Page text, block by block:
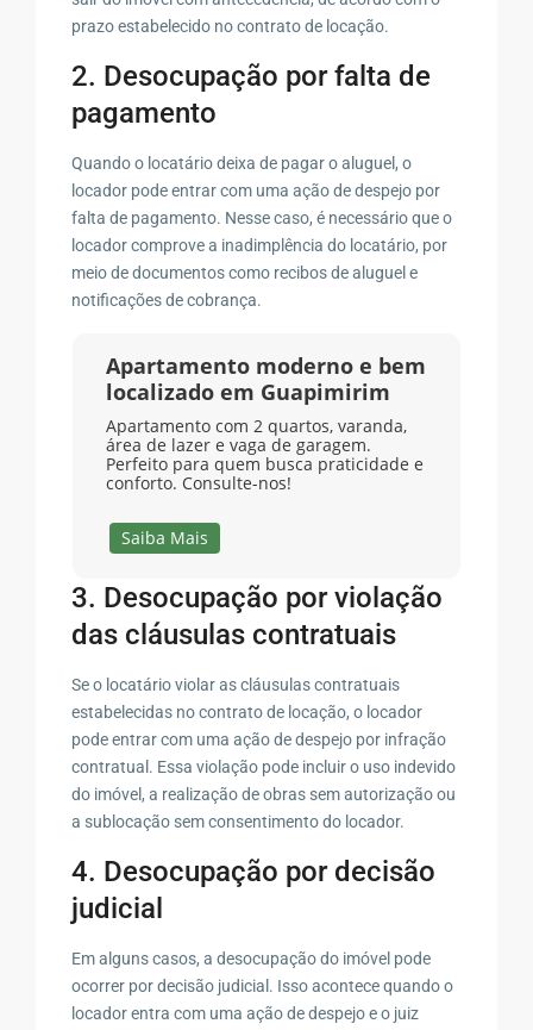
prazo estabelecido no contrato de locação.
2. Desocupação por falta de
pagamento
Quando o locatário deixa de pagar o aluguel, o
locador pode entrar com uma ação de despejo por
falta de pagamento. Nesse caso, é necessário que o
locador comprove a inadimplência do locatário, por
meio de documentos como recibos de aluguel e
notificações de cobrança.
Apartamento moderno e bem
localizado em Guapimirim
Apartamento com 2 quartos, varanda,
área de lazer e vaga de garagem.
Perfeito para quem busca praticidade e
conforto. Consulte-nos!
Saiba Mais
3. Desocupação por violação
das cláusulas contratuais
Se o locatário violar as cláusulas contratuais
estabelecidas no contrato de locação, o locador
pode entrar com uma ação de despejo por infração
contratual. Essa violação pode incluir o uso indevido
do imóvel, a realização de obras sem autorização ou
a sublocação sem consentimento do locador.
4. Desocupação por decisão
judicial
Em alguns casos, a desocupação do imóvel pode
ocorrer por decisão judicial. Isso acontece quando o
locador entra com uma ação de despejo e o juiz